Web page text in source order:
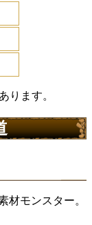
ります。
材モンスター。